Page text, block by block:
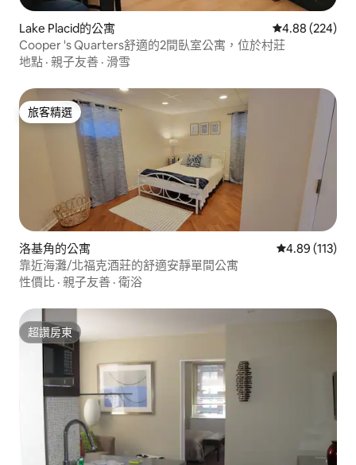
Lake Placid的公寓 從 224 則評價
4.88 (224)
Cooper 's Quarters舒適的2間臥室公寓，位於村莊
地點 · 親子友善 · 滑雪
旅客精選
旅客精選
洛基角的公寓 從 113 則評價
4.89 (113)
靠近海灘/北福克酒莊的舒適安靜單間公寓
性價比 · 親子友善 · 衛浴
超讚房東
超讚房東